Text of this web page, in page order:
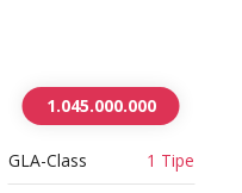
1.045.000.000
GLA-Class 1 Tipe